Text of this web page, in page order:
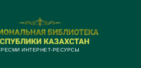
РЕСМИ ИНТЕРНЕТ-РЕСУРСЫ